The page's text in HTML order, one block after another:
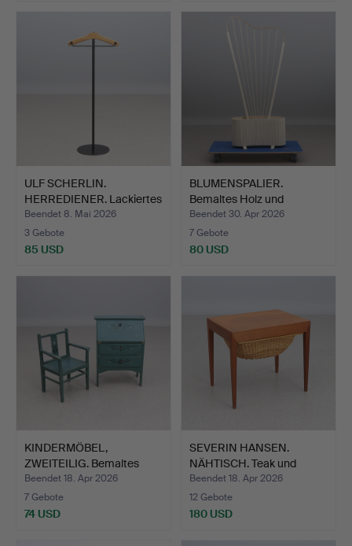
ULF SCHERLIN.
HERREDIENER. Lackiertes
Meta…
Beendet 8. Mai 2026
3 Gebote
85 USD
BLUMENSPALIER.
Bemaltes Holz und
geschmied…
Beendet 30. Apr 2026
7 Gebote
80 USD
KINDERMÖBEL,
ZWEITEILIG. Bemaltes
Holz. 20…
Beendet 18. Apr 2026
7 Gebote
74 USD
SEVERIN HANSEN.
NÄHTISCH. Teak und
Rattan.…
Beendet 18. Apr 2026
12 Gebote
180 USD